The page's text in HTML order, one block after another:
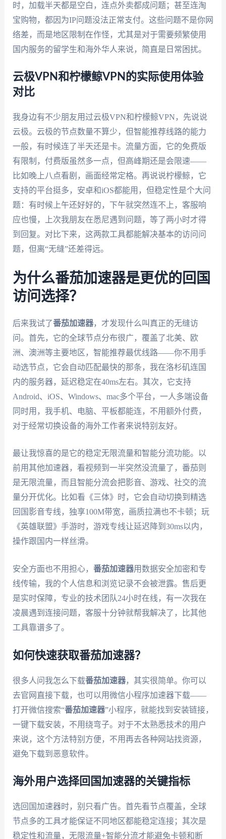
时，加载半天都是空白，连点外卖都成问题；甚至连淘
宝购物，都因为IP问题没法正常支付。这些问题不是你网
络差，而是地区限制在作怪，尤其是对于需要频繁使用
国内服务的留学生和海外华人来说，简直是日常困扰。
云极VPN和柠檬鲸VPN的实际使用体验
对比
我身边有不少朋友用过云极VPN和柠檬鲸VPN，先说说
云极。云极的节点数量不算少，但智能推荐线路的能力
一般，有时候连了半天还是卡。流量方面，它的免费版
有限制，付费版虽然多一点，但高峰期还是会限速——
比如晚上八点看剧，画面经常定格。再说说柠檬鲸，它
支持的平台挺多，安卓和iOS都能用，但稳定性是个大问
题：有时候上午还好好的，下午就突然连不上，客服响
应也慢，上次我朋友在悉尼遇到问题，等了两小时才得
到回复。对比下来，这两款工具都能解决基本的访问问
题，但离“无缝”还差得远。
为什么番茄加速器是更优的回国
访问选择？
后来我试了番茄加速器，才发现什么叫真正的无缝访
问。首先，它的全球节点分布很广，覆盖了北美、欧
洲、澳洲等主要地区，智能推荐最优线路——你不用手
动选节点，它会自动匹配最快的那条，我在洛杉矶连国
内的服务器，延迟稳定在40ms左右。其次，它支持
Android、iOS、Windows、mac多个平台，一人多端设备
同时用，我手机、电脑、平板都能连，不用额外付费，
对于经常切换设备的海外工作者来说特别友好。
最让我惊喜的是它的稳定无限流量和智能分流功能。以
前用其他加速器，看视频到一半突然没流量了，番茄则
是无限流量，而且智能分流会把影音、游戏、社交的流
量分开优化。比如看《三体》时，它会自动切换到精选
回国影音专线，独享100M带宽，画质拉满也不卡顿；玩
《英雄联盟》手游时，游戏专线让延迟降到30ms以内，
操作跟国内一样丝滑。
安全方面也不用担心， 番茄加速器用数据安全加密和专
线传输，我的个人信息和浏览记录不会被泄露。售后更
是实时保障，专业的技术团队24小时在线，有一次我在
凌晨遇到连接问题，客服十分钟就帮我解决了，比其他
工具靠谱多了。
如何快速获取番茄加速器？
很多人问我怎么下载番茄加速器，其实很简单。你可以
去官网直接下载，也可以用微信小程序加速器下载——
打开微信搜索“番茄加速器”小程序，就能找到安装链接，
一键下载安装，不用绕弯子。对于不太熟悉技术的用户
来说，这个方法特别方便，不用再去各种网站找资源，
避免下载到恶意软件。
海外用户选择回国加速器的关键指标
选回国加速器时，别只看广告。首先看节点覆盖，全球
节点多的工具才能保证不同地区都能稳定连接；其次是
稳定性和流量，无限流量+智能分流才能避免卡顿和断